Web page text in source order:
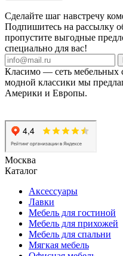
Сделайте шаг навстречу
Подпишитесь на рассылку
пропустите выгодные
специально для вас!
Класимо — cеть мебельных
модной классики мы
Америки и Европы.
Москва
Каталог
Аксессуары
Лавки
Мебель для гостиной
Мебель для прихожей
Мебель для спальни
Мягкая мебель